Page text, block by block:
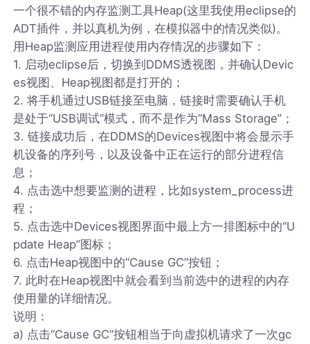
一个很不错的内存监测工具Heap(这里我使用eclipse的
ADT插件，并以真机为例，在模拟器中的情况类似)。
用Heap监测应用进程使用内存情况的步骤如下：
1. 启动eclipse后，切换到DDMS透视图，并确认Devic
es视图、Heap视图都是打开的；
2. 将手机通过USB链接至电脑，链接时需要确认手机
是处于“USB调试”模式，而不是作为“Mass Storage”；
3. 链接成功后，在DDMS的Devices视图中将会显示手
机设备的序列号，以及设备中正在运行的部分进程信
息；
4. 点击选中想要监测的进程，比如system_process进
程；
5. 点击选中Devices视图界面中最上方一排图标中的“U
pdate Heap”图标；
6. 点击Heap视图中的“Cause GC”按钮；
7. 此时在Heap视图中就会看到当前选中的进程的内存
使用量的详细情况。
说明：
a) 点击“Cause GC”按钮相当于向虚拟机请求了一次gc